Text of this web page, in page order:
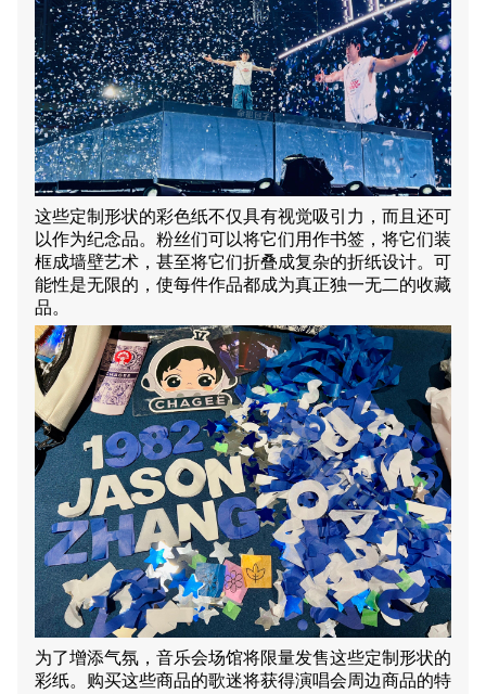
这些定制形状的彩色纸不仅具有视觉吸引力，而且还可
以作为纪念品。粉丝们可以将它们用作书签，将它们装
框成墙壁艺术，甚至将它们折叠成复杂的折纸设计。可
能性是无限的，使每件作品都成为真正独一无二的收藏
品。
为了增添气氛，音乐会场馆将限量发售这些定制形状的
彩纸。购买这些商品的歌迷将获得演唱会周边商品的特